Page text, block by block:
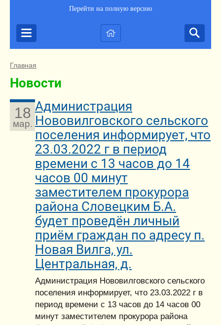
Перейти на полную версию
Главная
Новости
18
мар.
Администрация
Нововилговского сельского
поселения информирует, что
23.03.2022 г в период
времени с 13 часов до 14
часов 00 минут
заместителем прокурора
района Словецким Б.А.
будет проведён личный
приём граждан по адресу п.
Новая Вилга, ул.
Центральная, д.
Администрация Нововилговского сельского
поселения информирует, что 23.03.2022 г в
период времени с 13 часов до 14 часов 00
минут заместителем прокурора района